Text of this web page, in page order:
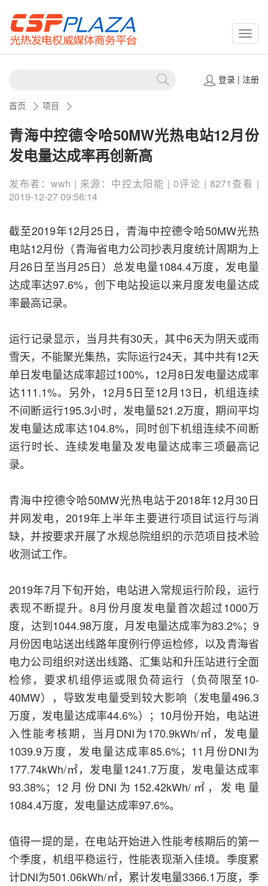
登录| 注册
首页 项目
青海中控德令哈50MW光热电站12月份
发电量达成率再创新高
发布者：wwh | 来源：中控太阳能 | 0评论 | 8271查看 |
2019-12-27 09:56:14
截至2019年12月25日，青海中控德令哈50MW光热
电站12月份（青海省电力公司抄表月度统计周期为上
月26日至当月25日）总发电量1084.4万度，发电量
达成率达97.6%，创下电站投运以来月度发电量达成
率最高记录。
运行记录显示，当月共有30天，其中6天为阴天或雨
雪天，不能聚光集热，实际运行24天，其中共有12天
单日发电量达成率超过100%，12月8日发电量达成率
达111.1%。另外，12月5日至12月13日，机组连续
不间断运行195.3小时，发电量521.2万度，期间平均
发电量达成率达104.8%，同时创下机组连续不间断
运行时长、连续发电量及发电量达成率三项最高记
录。
青海中控德令哈50MW光热电站于2018年12月30日
并网发电，2019年上半年主要进行项目试运行与消
缺，并按要求开展了水规总院组织的示范项目技术验
收测试工作。
2019年7月下旬开始，电站进入常规运行阶段，运行
表现不断提升。8月份月度发电量首次超过1000万
度，达到1044.98万度，月发电量达成率为83.2%；9
月份因电站送出线路年度例行停运检修，以及青海省
电力公司组织对送出线路、汇集站和升压站进行全面
检修，要求机组停运或限负荷运行（负荷限至10-
40MW），导致发电量受到较大影响（发电量496.3
万度，发电量达成率44.6%）；10月份开始，电站进
入性能考核期，当月DNI为170.9kWh/㎡，发电量
1039.9万度，发电量达成率85.6%；11月份DNI为
177.74kWh/㎡，发电量1241.7万度，发电量达成率
93.38%；12月份DNI为152.42kWh/㎡，发电量
1084.4万度，发电量达成率97.6%。
值得一提的是，在电站开始进入性能考核期后的第一
个季度，机组平稳运行，性能表现渐入佳境。季度累
计DNI为501.06kWh/㎡，累计发电量3366.1万度，季